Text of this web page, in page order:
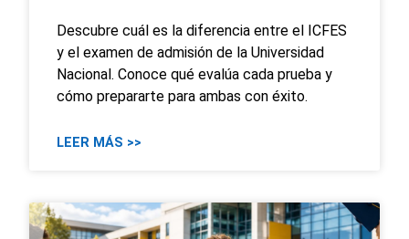
Descubre cuál es la diferencia entre el ICFES
y el examen de admisión de la Universidad
Nacional. Conoce qué evalúa cada prueba y
cómo prepararte para ambas con éxito.
LEER MÁS >>